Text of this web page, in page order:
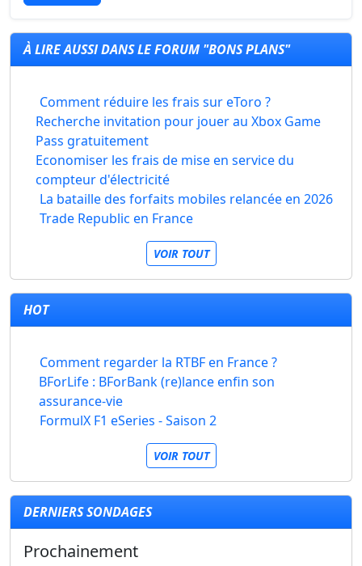
À LIRE AUSSI DANS LE FORUM "BONS PLANS"
Comment réduire les frais sur eToro ?
Recherche invitation pour jouer au Xbox Game
Pass gratuitement
Economiser les frais de mise en service du
compteur d'électricité
La bataille des forfaits mobiles relancée en 2026
Trade Republic en France
VOIR TOUT
HOT
Comment regarder la RTBF en France ?
BForLife : BForBank (re)lance enfin son
assurance-vie
FormulX F1 eSeries - Saison 2
VOIR TOUT
DERNIERS SONDAGES
Prochainement